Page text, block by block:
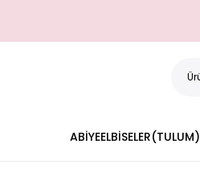
ABİYEELBİSELER(TULUM)